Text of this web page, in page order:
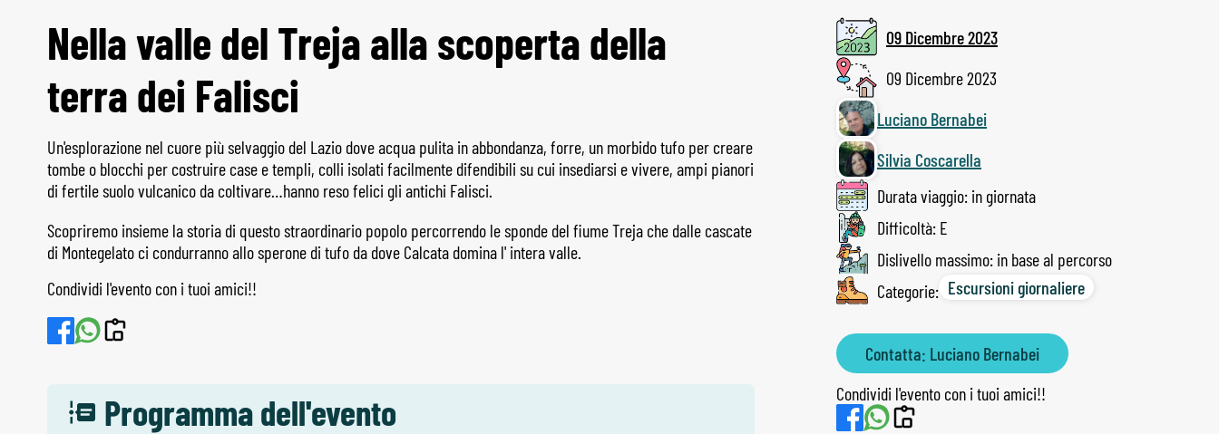
Nella valle del Treja alla scoperta della
terra dei Falisci
Un'esplorazione nel cuore più selvaggio del Lazio dove acqua pulita in abbondanza, forre, un morbido tufo per creare
tombe o blocchi per costruire case e templi, colli isolati facilmente difendibili su cui insediarsi e vivere, ampi pianori
di fertile suolo vulcanico da coltivare…hanno reso felici gli antichi Falisci.
Scopriremo insieme la storia di questo straordinario popolo percorrendo le sponde del fiume Treja che dalle cascate
di Montegelato ci condurranno allo sperone di tufo da dove Calcata domina l' intera valle.
Condividi l'evento con i tuoi amici!!
Programma dell'evento
09 Dicembre 2023
09 Dicembre 2023
Luciano Bernabei
Silvia Coscarella
Durata viaggio: in giornata
Difficoltà: E
Dislivello massimo: in base al percorso
Categorie: Escursioni giornaliere
Contatta: Luciano Bernabei
Condividi l'evento con i tuoi amici!!